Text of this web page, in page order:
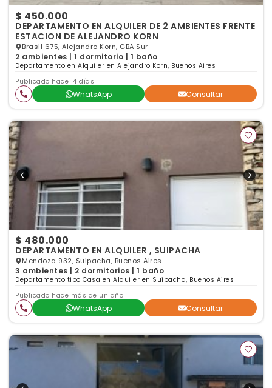
$ 450.000
DEPARTAMENTO EN ALQUILER DE 2 AMBIENTES FRENTE
ESTACION DE ALEJANDRO KORN
Brasil 675, Alejandro Korn, GBA Sur
2 ambientes | 1 dormitorio | 1 baño
Departamento en Alquiler en Alejandro Korn, Buenos Aires
Publicado hace 14 días
WhatsApp Consultar
$ 480.000
DEPARTAMENTO EN ALQUILER , SUIPACHA
Mendoza 932, Suipacha, Buenos Aires
3 ambientes | 2 dormitorios | 1 baño
Departamento tipo Casa en Alquiler en Suipacha, Buenos Aires
Publicado hace más de un año
WhatsApp Consultar